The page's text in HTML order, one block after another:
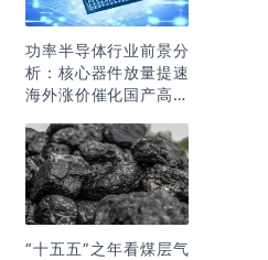
功率半导体行业前景分
析：核心器件放量提速
海外涨价催化国产高端
“十五五”之年看煤层气